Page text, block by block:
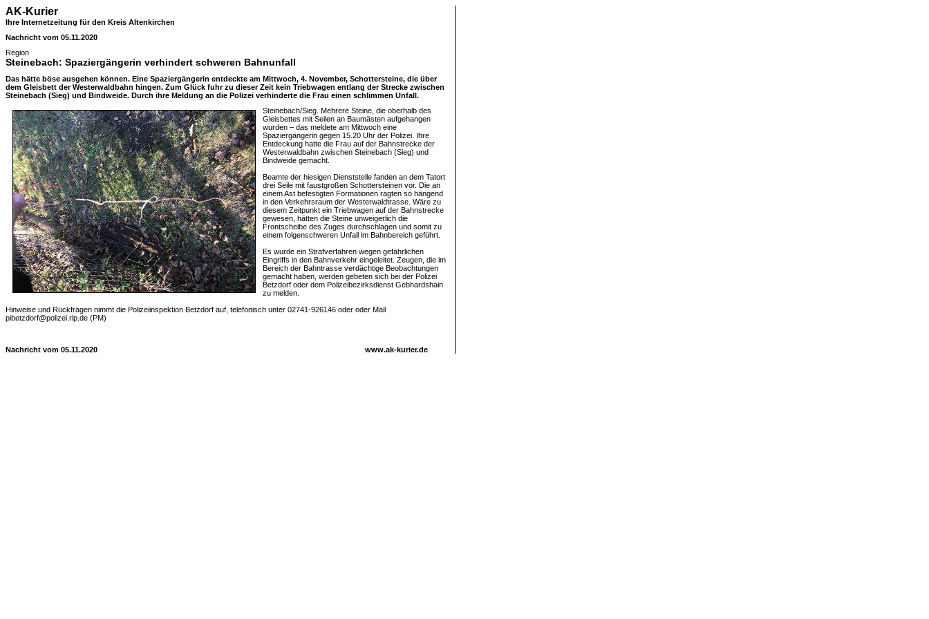
AK-Kurier
Ihre Internetzeitung für den Kreis Altenkirchen
Nachricht vom 05.11.2020
Region
Steinebach: Spaziergängerin verhindert schweren Bahnunfall
Das hätte böse ausgehen können. Eine Spaziergängerin entdeckte am Mittwoch, 4. November, Schottersteine, die über
dem Gleisbett der Westerwaldbahn hingen. Zum Glück fuhr zu dieser Zeit kein Triebwagen entlang der Strecke zwischen
Steinebach (Sieg) und Bindweide. Durch ihre Meldung an die Polizei verhinderte die Frau einen schlimmen Unfall.
Steinebach/Sieg. Mehrere Steine, die oberhalb des
Gleisbettes mit Seilen an Baumästen aufgehangen
wurden – das meldete am Mittwoch eine
Spaziergängerin gegen 15.20 Uhr der Polizei. Ihre
Entdeckung hatte die Frau auf der Bahnstrecke der
Westerwaldbahn zwischen Steinebach (Sieg) und
Bindweide gemacht.
Beamte der hiesigen Dienststelle fanden an dem Tatort
drei Seile mit faustgroßen Schottersteinen vor. Die an
einem Ast befestigten Formationen ragten so hängend
in den Verkehrsraum der Westerwaldtrasse. Wäre zu
diesem Zeitpunkt ein Triebwagen auf der Bahnstrecke
gewesen, hätten die Steine unweigerlich die
Frontscheibe des Zuges durchschlagen und somit zu
einem folgenschweren Unfall im Bahnbereich geführt.
Es wurde ein Strafverfahren wegen gefährlichen
Eingriffs in den Bahnverkehr eingeleitet. Zeugen, die im
Bereich der Bahntrasse verdächtige Beobachtungen
gemacht haben, werden gebeten sich bei der Polizei
Betzdorf oder dem Polizeibezirksdienst Gebhardshain
zu melden.
Hinweise und Rückfragen nimmt die Polizeiinspektion Betzdorf auf, telefonisch unter 02741-926146 oder oder Mail
pibetzdorf@polizei.rlp.de (PM)
Nachricht vom 05.11.2020 www.ak-kurier.de